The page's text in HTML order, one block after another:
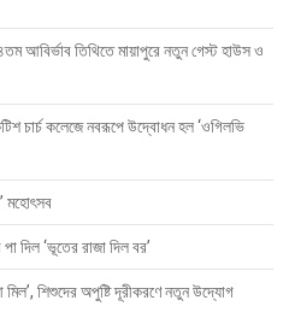
আবির্ভাব তিথিতে মায়াপুরে নতুন গেস্ট হাউস ও
চার্চ কলেজে নবরূপে উদ্বোধন হল ‘ওগিলভি
মহোৎসব
দিল ‘ভূতের রাজা দিল বর’
শিশুদের অপুষ্টি দূরীকরণে নতুন উদ্যোগ